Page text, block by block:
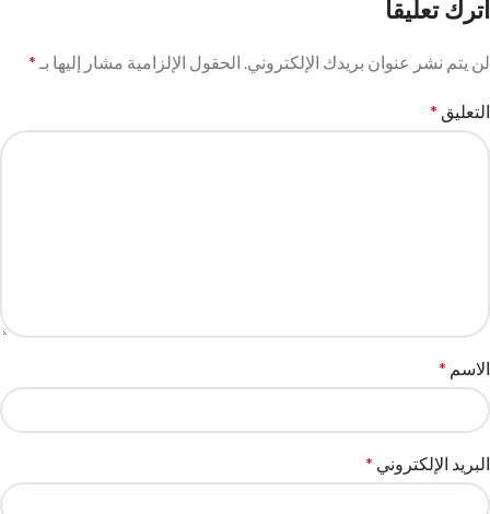
اترك تعليقاً
لن يتم نشر عنوان بريدك الإلكتروني. الحقول الإلزامية مشار إليها بـ *
التعليق *
الاسم *
البريد الإلكتروني *